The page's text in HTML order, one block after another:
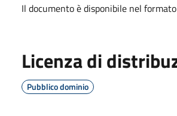
Il documento è disponibile nel
Licenza di
Pubblico dominio